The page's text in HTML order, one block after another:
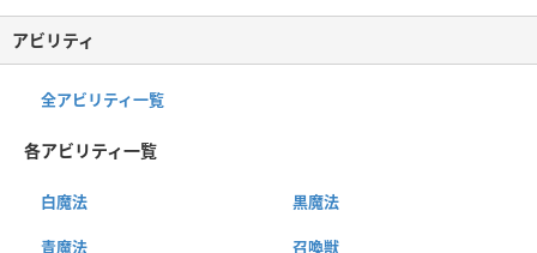
アビリティ
全アビリティ一覧
各アビリティ一覧
白魔法 黒魔法
青魔法 召喚獣